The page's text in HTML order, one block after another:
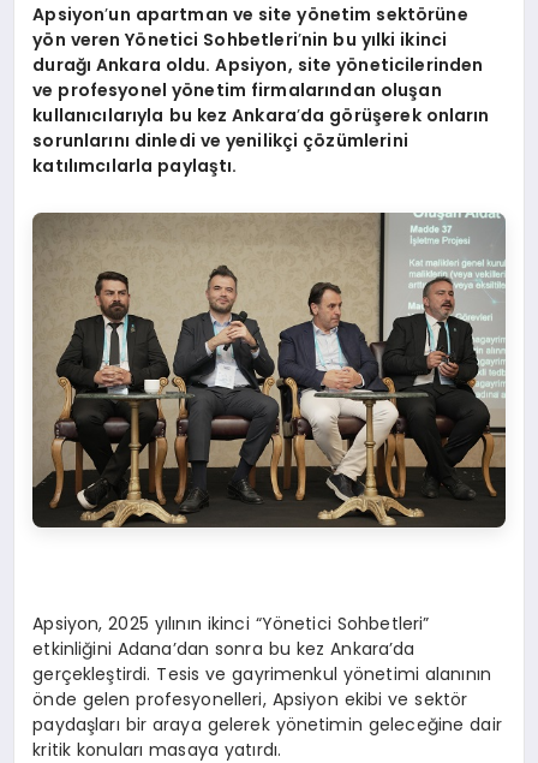
Apsiyon’un apartman ve site yönetim sektörüne
yön veren Yönetici Sohbetleri’nin bu yılki ikinci
durağı Ankara oldu. Apsiyon, site yöneticilerinden
ve profesyonel yönetim firmalarından oluşan
kullanıcılarıyla bu kez Ankara’da görüşerek onların
sorunlarını dinledi ve yenilikçi çözümlerini
katılımcılarla paylaştı.
Apsiyon, 2025 yılının ikinci “Yönetici Sohbetleri”
etkinliğini Adana’dan sonra bu kez Ankara’da
gerçekleştirdi. Tesis ve gayrimenkul yönetimi alanının
önde gelen profesyonelleri, Apsiyon ekibi ve sektör
paydaşları bir araya gelerek yönetimin geleceğine dair
kritik konuları masaya yatırdı.